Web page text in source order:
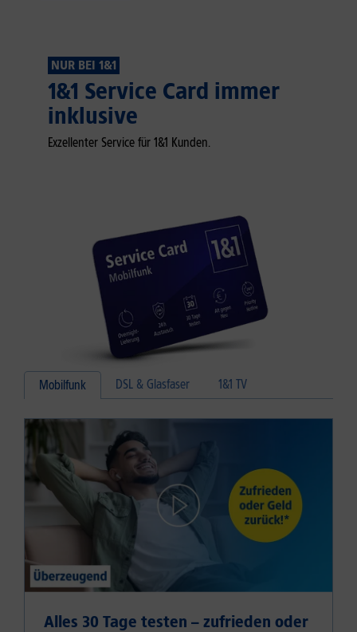
NUR BEI 1&1
1&1 Service Card immer
inklusive
Exzellenter Service für 1&1 Kunden.
Mobilfunk DSL & Glasfaser 1&1 TV
Alles 30 Tage testen – zufrieden oder